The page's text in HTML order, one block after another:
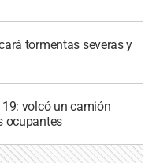
tormentas severas y
volcó un camión
ocupantes